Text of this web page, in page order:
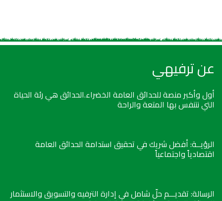
عن ترفيهي
أول وأكبر منصة للحدائق العامة الخضراء.الحدائق هي رئة الحياة
التي نتنفس بها المتعة والراحة
الرؤيــة: أفضل شريك في تحقيق استدامة الحدائق العامة
اقتصادياً واجتماعياً
الرسالة: تقديـــم حلّ شامل في إدارة الترفيه والتسويق والاستثمار